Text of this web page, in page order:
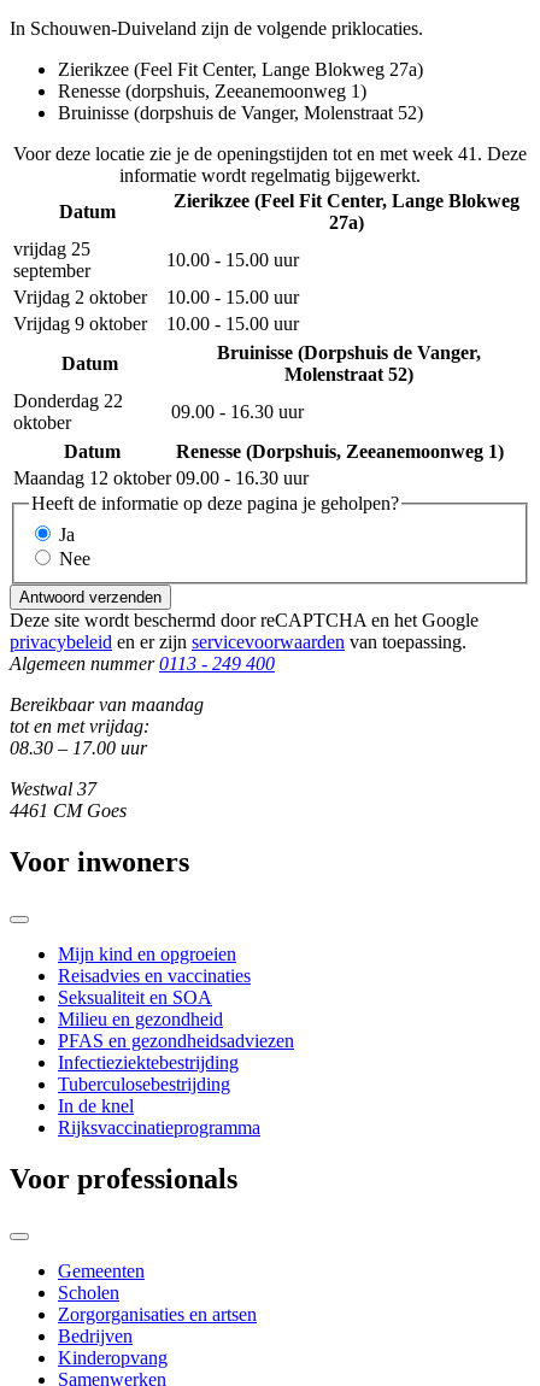
In Schouwen-Duiveland zijn de volgende priklocaties.
Zierikzee (Feel Fit Center, Lange Blokweg 27a)
Renesse (dorpshuis, Zeeanemoonweg 1)
Bruinisse (dorpshuis de Vanger, Molenstraat 52)
Datum
Zierikzee (Feel Fit Center, Lange Blokweg
27a)
vrijdag 25
september
10.00 - 15.00 uur
Vrijdag 2 oktober
10.00 - 15.00 uur
Vrijdag 9 oktober
10.00 - 15.00 uur
Voor deze locatie zie je de openingstijden tot en met week 41. Deze
informatie wordt regelmatig bijgewerkt.
Datum
Bruinisse (Dorpshuis de Vanger,
Molenstraat 52)
Donderdag 22
oktober
09.00 - 16.30 uur
Datum
Renesse (Dorpshuis, Zeeanemoonweg 1)
Maandag 12 oktober 09.00 - 16.30 uur
Heeft de informatie op deze pagina je geholpen?
Ja
Nee
Antwoord verzenden
Deze site wordt beschermd door reCAPTCHA en het Google
privacybeleid en er zijn servicevoorwaarden van toepassing.
Algemeen nummer 0113 - 249 400
Bereikbaar van maandag
tot en met vrijdag:
08.30 – 17.00 uur
Westwal 37
4461 CM Goes
Voor inwoners
Mijn kind en opgroeien
Reisadvies en vaccinaties
Seksualiteit en SOA
Milieu en gezondheid
PFAS en gezondheidsadviezen
Infectieziektebestrijding
Tuberculosebestrijding
In de knel
Rijksvaccinatieprogramma
Voor professionals
Gemeenten
Scholen
Zorgorganisaties en artsen
Bedrijven
Kinderopvang
Samenwerken